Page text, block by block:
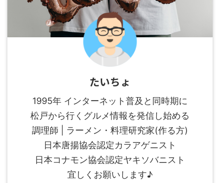
たいちょ
1995年 インターネット普及と同時期に
松戸から行くグルメ情報を発信し始める
調理師 | ラーメン・料理研究家(作る方)
日本唐揚協会認定カラアゲニスト
日本コナモン協会認定ヤキソバニスト
宜しくお願いします♪